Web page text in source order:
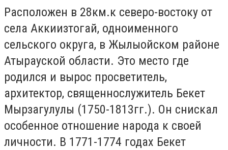
Расположен в 28км.к северо-востоку от
села Аккиизтогай, одноименного
сельского округа, в Жылыойском районе
Атырауской области. Это место где
родился и вырос просветитель,
архитектор, священнослужитель Бекет
Мырзагулулы (1750-1813гг.). Он снискал
особенное отношение народа к своей
личности. В 1771-1774 годах Бекет